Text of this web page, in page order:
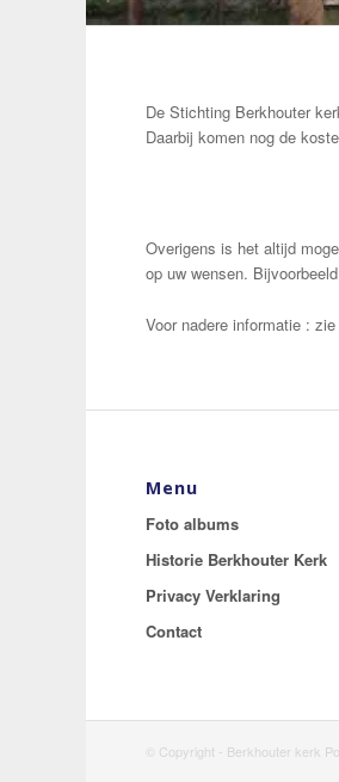
De Stichting Berkhouter
Daarbij komen nog de
Overigens is het altijd
op uw wensen.
Voor nadere informatie :
Menu
Foto albums
Historie Berkhouter Kerk
Privacy Verklaring
Contact
© Copyright - Berkhouter kerk